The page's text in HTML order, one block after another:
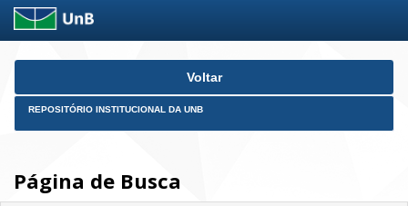
Skip
Voltar
REPOSITÓRIO INSTITUCIONAL DA UNB
Página de Busca